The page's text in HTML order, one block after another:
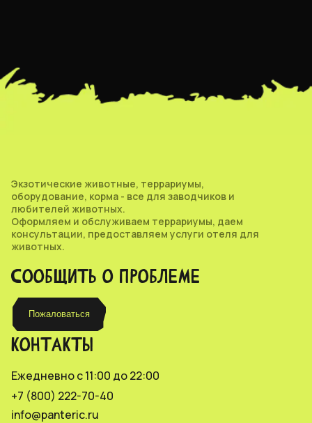
Экзотические животные, террариумы,
оборудование, корма - все для заводчиков и
любителей животных.
Оформляем и обслуживаем террариумы, даем
консультации, предоставляем услуги отеля для
животных.
СООБЩИТЬ О ПРОБЛЕМЕ
Пожаловаться
КОНТАКТЫ
Ежедневно с 11:00 до 22:00
+7 (800) 222-70-40
info@panteric.ru